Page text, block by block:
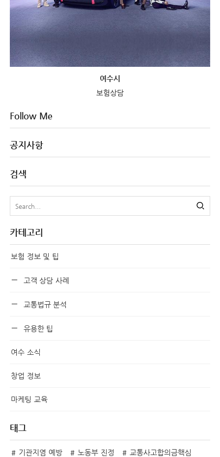
여수시
보험상담
Follow Me
공지사항
검색
카테고리
보험 정보 및 팁
고객 상담 사례
교통법규 분석
유용한 팁
여수 소식
창업 정보
마케팅 교육
태그
기관지염 예방 노동부 진정 교통사고합의금핵심